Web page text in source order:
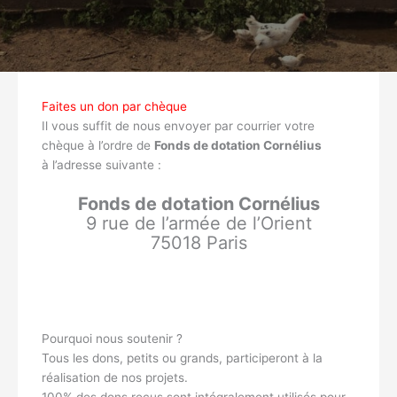
Faites un don par chèque
Il vous suffit de nous envoyer par courrier votre
chèque à l’ordre de Fonds de dotation Cornélius
à l’adresse suivante :
Fonds de dotation Cornélius
9 rue de l’armée de l’Orient
75018 Paris
Pourquoi nous soutenir ?
Tous les dons, petits ou grands, participeront à la
réalisation de nos projets.